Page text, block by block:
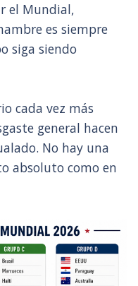
el Mundial,
es siempre
siga siendo
cada vez más
general hacen
No hay una
absoluto como en